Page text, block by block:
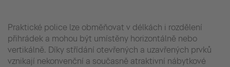
Praktické police lze obměňovat v délkách i rozdělení
přihrádek a mohou být umístěny horizontálně nebo
vertikálně. Díky střídání otevřených a uzavřených prvků
vznikají nekonvenční a současně atraktivní nábytkové